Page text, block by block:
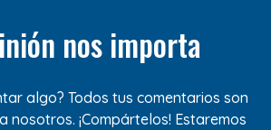
nos importa
algo? Todos tus comentarios son
nosotros. ¡Compártelos! Estaremos